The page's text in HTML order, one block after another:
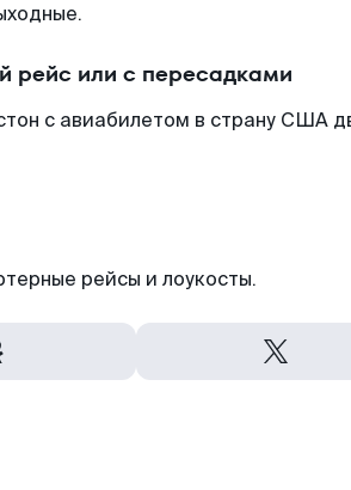
рейс или с пересадками
с авиабилетом в страну США
рейсы и лоукосты.